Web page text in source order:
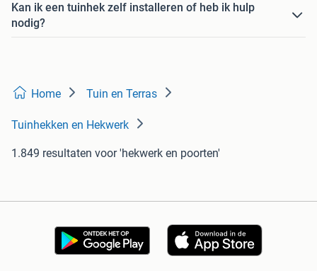
Kan ik een tuinhek zelf installeren of heb ik hulp
nodig?
Home Tuin en Terras
Tuinhekken en Hekwerk
1.849 resultaten voor 'hekwerk en poorten'